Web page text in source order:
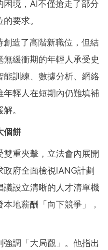
困境，AI不僅搶走了部分
要求。
造了高階新職位，但結
緩衝期的年輕人承受史
訓練、數據分析、網絡
輕人在短期內仍難填補
。
個餅
重夾擊，立法會內展開
府全面檢視IANG計劃
設立清晰的人才清單機
地薪酬「向下競爭」，
調「大局觀」。他指出